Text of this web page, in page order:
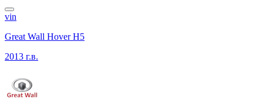
vin
Great Wall Hover H5
2013 г.в.